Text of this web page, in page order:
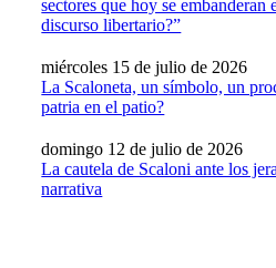
sectores que hoy se embanderan
discurso libertario?”
miércoles 15 de julio de 2026
La Scaloneta, un símbolo, un
patria en el patio?
domingo 12 de julio de 2026
La cautela de Scaloni ante los
narrativa